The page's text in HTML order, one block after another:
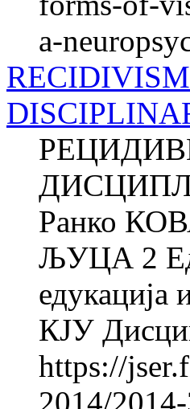
a-
Ранко
ЉУЦА 2
едукација
КЈУ
https://
2014/